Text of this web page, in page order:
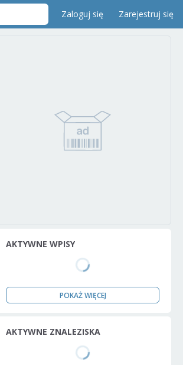
Zaloguj się Zarejestruj się
AKTYWNE WPISY
POKAŻ WIĘCEJ
AKTYWNE ZNALEZISKA